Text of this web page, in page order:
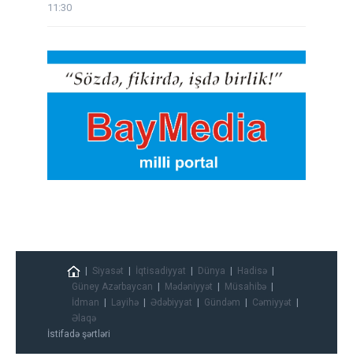
11:30
Siyasət İqtisadiyyat Dünya
Hadisə
Güney Azərbaycan
Mədəniyyət
Müsahibə
İdman
Layihə Ədəbiyyat Gündəm
Cəmiyyət
Əlaqə
İstifadə şərtləri